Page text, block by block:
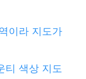
이라 지도가
티 색상 지도